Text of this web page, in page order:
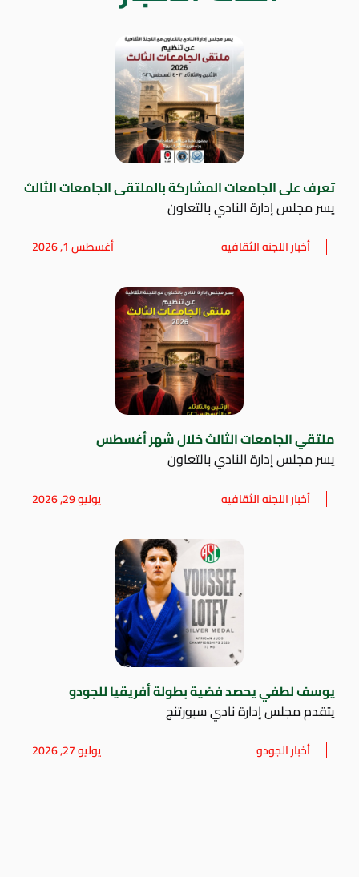
تعرف على الجامعات المشاركة بالملتقى الجامعات الثالث
يسر مجلس إدارة النادي بالتعاون
أخبار اللجنه الثقافيه أغسطس 1, 2026
ملتقي الجامعات الثالث خلال شهر أغسطس
يسر مجلس إدارة النادي بالتعاون
أخبار اللجنه الثقافيه يوليو 29, 2026
يوسف لطفي يحصد فضية بطولة أفريقيا للجودو
يتقدم مجلس إدارة نادي سبورتنج
أخبار الجودو يوليو 27, 2026